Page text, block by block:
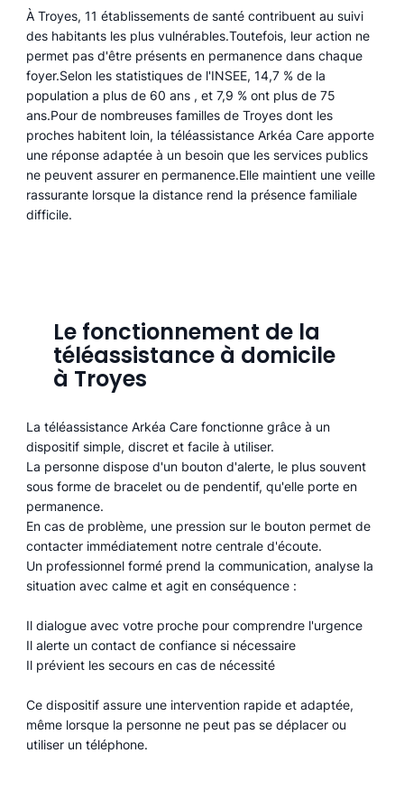
À Troyes, 11 établissements de santé contribuent au suivi
des habitants les plus vulnérables.Toutefois, leur action ne
permet pas d'être présents en permanence dans chaque
foyer.Selon les statistiques de l'INSEE, 14,7 % de la
population a plus de 60 ans , et 7,9 % ont plus de 75
ans.Pour de nombreuses familles de Troyes dont les
proches habitent loin, la téléassistance Arkéa Care apporte
une réponse adaptée à un besoin que les services publics
ne peuvent assurer en permanence.Elle maintient une veille
rassurante lorsque la distance rend la présence familiale
difficile.
Le fonctionnement de la
téléassistance à domicile
à Troyes
La téléassistance Arkéa Care fonctionne grâce à un
dispositif simple, discret et facile à utiliser.
La personne dispose d'un bouton d'alerte, le plus souvent
sous forme de bracelet ou de pendentif, qu'elle porte en
permanence.
En cas de problème, une pression sur le bouton permet de
contacter immédiatement notre centrale d'écoute.
Un professionnel formé prend la communication, analyse la
situation avec calme et agit en conséquence :
Il dialogue avec votre proche pour comprendre l'urgence
Il alerte un contact de confiance si nécessaire
Il prévient les secours en cas de nécessité
Ce dispositif assure une intervention rapide et adaptée,
même lorsque la personne ne peut pas se déplacer ou
utiliser un téléphone.